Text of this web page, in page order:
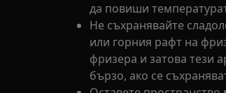
да повиши
Не съхранявайте
или горния рафт на
фризера и затова тези
бързо, ако се